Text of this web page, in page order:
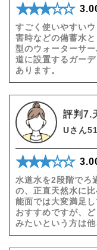
★★★★★
☆☆☆☆☆
すごく使いやすい
害時などの備蓄水
型のウォーターサ
道に設置するガー
あります。
評判7.
Uさん
★★★★★
☆☆☆☆☆
水道水を2段階でろ
の、正直天然水に
能面では大変満足
おすすめですが、
みたいという方は